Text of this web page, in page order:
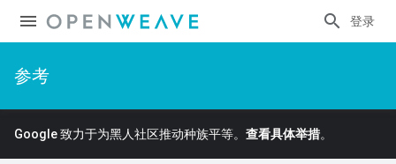
登录
参考
Google 致力于为黑人社区推动种族平等。 查看具体举措。